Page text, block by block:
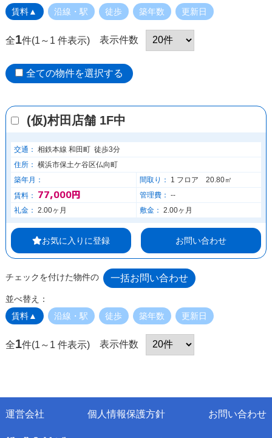
賃料▲
沿線・駅 徒歩 築年数 更新日
全1件(1～1 件表示) 表示件数
全ての物件を選択する
(仮)村田店舗 1F中
交通： 相鉄本線 和田町 徒歩3分
住所： 横浜市保土ケ谷区仏向町
築年月：
間取り：
1 フロア 20.80㎡
賃料：
77,000円 管理費： --
礼金： 2.00ヶ月 敷金： 2.00ヶ月
お気に入りに登録 お問い合わせ
チェックを付けた物件の
並べ替え：
賃料▲
沿線・駅 徒歩 築年数 更新日
全1件(1～1 件表示) 表示件数
運営会社 個人情報保護方針 お問い合わせ